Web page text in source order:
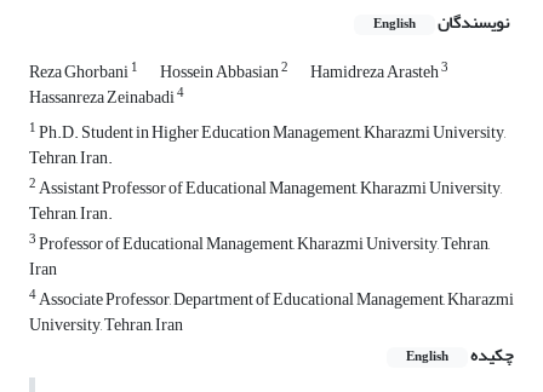
نویسندگان English
Reza Ghorbani1 Hossein Abbasian2 Hamidreza Arasteh3
Hassanreza Zeinabadi4
1Ph.D. Student in Higher Education Management, Kharazmi University,
Tehran, Iran.
2Assistant Professor of Educational Management, Kharazmi University,
Tehran, Iran.
3Professor of Educational Management, Kharazmi University, Tehran,
Iran
4Associate Professor, Department of Educational Management, Kharazmi
University, Tehran, Iran
چکیده
English